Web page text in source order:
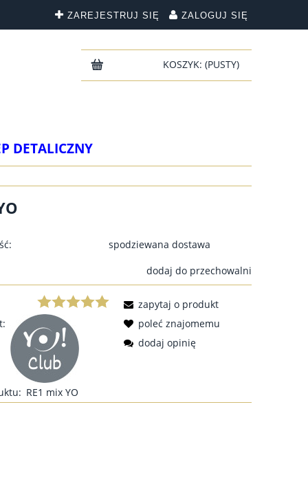
ZAREJESTRUJ SIĘ ZALOGUJ SIĘ
KOSZYK: (PUSTY)
DETALICZNY
spodziewana dostawa
dodaj do przechowalni
RE1 mix YO
zapytaj o produkt
poleć znajomemu
dodaj opinię